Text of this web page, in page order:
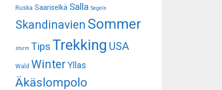
Ruska Saariselkä Salla Segeln
Skandinavien Sommer
sturm Tips Trekking USA
Wald Winter Yllas
Äkäslompolo